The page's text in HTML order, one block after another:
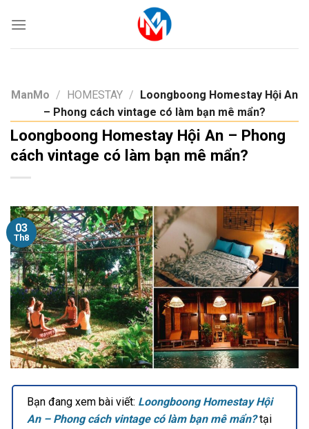
ManMo / HOMESTAY / Loongboong Homestay Hội An
– Phong cách vintage có làm bạn mê mẩn?
Loongboong Homestay Hội An – Phong
cách vintage có làm bạn mê mẩn?
03
Th8
Bạn đang xem bài viết: Loongboong Homestay Hội
An – Phong cách vintage có làm bạn mê mẩn?tại